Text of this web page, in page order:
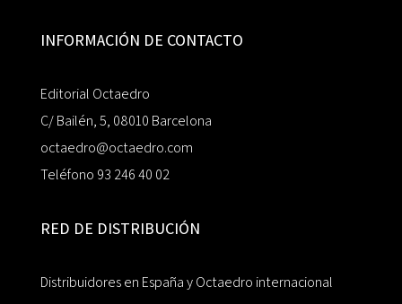
INFORMACIÓN DE CONTACTO
Editorial Octaedro
C/ Bailén, 5, 08010 Barcelona
octaedro@octaedro.com
Teléfono 93 246 40 02
RED DE DISTRIBUCIÓN
Distribuidores en España y Octaedro internacional